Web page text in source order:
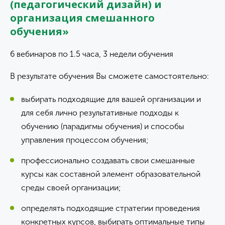
(педагогический дизайн) и
организация смешанного
обучения»
6 вебинаров по 1.5 часа, 3 недели обучения
В результате обучения Вы сможете самостоятельно:
выбирать подходящие для вашей организации и
для себя лично результативные подходы к
обучению (парадигмы обучения) и способы
управления процессом обучения;
профессионально создавать свои смешанные
курсы как составной элемент образовательной
среды своей организации;
определять подходящие стратегии проведения
конкретных курсов, выбирать оптимальные типы